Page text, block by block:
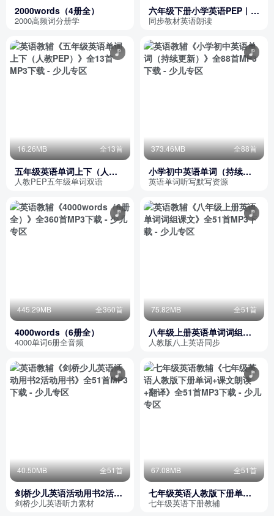
2000words（4册全）
2000高频词分册学
六年级下册小学英语PEP｜课
文朗读
同步教材英语朗读
16.26MB 全13首
五年级英语单词上下（人教
PEP）
人教PEP五年级单词双语
373.46MB 全88首
小学初中英语单词（持续更
新）
英语单词听写默写资源
445.29MB 全360首
4000words（6册全）
4000单词6册全音频
75.82MB 全51首
八年级上册英语单词词组课
文
人教版八上英语同步
40.50MB 全51首
剑桥少儿英语活动用书2活动
用书
剑桥少儿英语听力素材
67.08MB 全51首
七年级英语人教版下册单词
+课文朗读+翻译
七年级英语下册教辅